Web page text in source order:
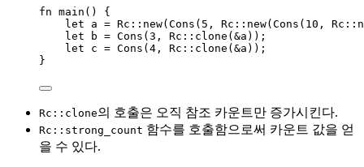
fn main () {
let
a = Rc :: new(Cons ( 5 , Rc :: new(Cons ( 10 , Rc ::
let
b = Cons (3 , Rc :: clone (&a ));
let
c = Cons (4 , Rc :: clone (&a ));
}
Rc::clone의 호출은 오직 참조 카운트만 증가시킨다.
Rc::strong_count 함수를 호출함으로써 카운트 값을 얻
을 수 있다.